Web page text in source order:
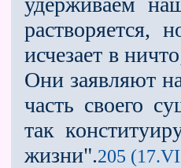
растворяется,
исчезает в
Они заявляют
часть своего
так
жизни".205